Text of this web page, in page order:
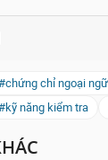
chỉ ngoại ngữ
năng kiểm tra